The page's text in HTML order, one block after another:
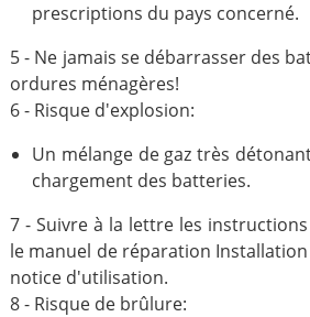
prescriptions du pays concerné.
5 - Ne jamais se débarrasser des
ordures ménagères!
6 - Risque d'explosion:
Un mélange de gaz très
chargement des batteries.
7 - Suivre à la lettre les
le manuel de réparation
notice d'utilisation.
8 - Risque de brûlure: